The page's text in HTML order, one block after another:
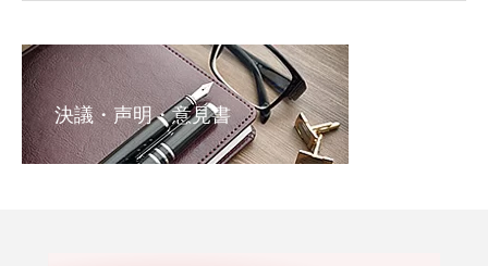
決議・声明・意見書